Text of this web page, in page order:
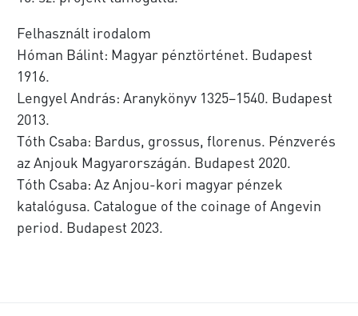
Felhasznált irodalom
Hóman Bálint: Magyar pénztörténet. Budapest
1916.
Lengyel András: Aranykönyv 1325–1540. Budapest
2013.
Tóth Csaba: Bardus, grossus, florenus. Pénzverés
az Anjouk Magyarországán. Budapest 2020.
Tóth Csaba: Az Anjou-kori magyar pénzek
katalógusa. Catalogue of the coinage of Angevin
period. Budapest 2023.